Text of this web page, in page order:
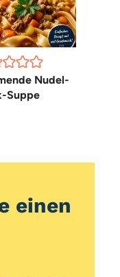
Nudel-
Suppe
einen